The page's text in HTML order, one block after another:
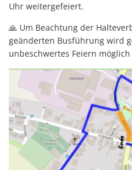
Uhr weitergefeiert.
🙏 Um Beachtung der
geänderten Busführung wird
unbeschwertes Feiern möglich